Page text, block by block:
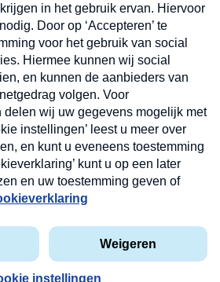
Cookieverklaring
- Omroep MAX
abonnement op onze
en dinsdagochtend in uw